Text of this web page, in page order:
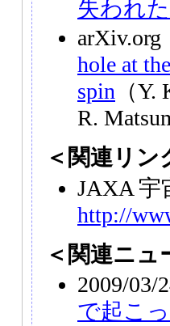
失われ
arXiv.org
hole at
spin （
R.
＜関連リン
JAXA 宇
http://
＜関連ニュ
2009/03/
で起こ